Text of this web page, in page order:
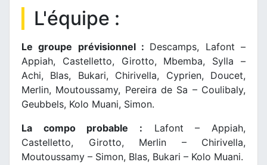
L'équipe :
Le groupe prévisionnel : Descamps, Lafont –
Appiah, Castelletto, Girotto, Mbemba, Sylla –
Achi, Blas, Bukari, Chirivella, Cyprien, Doucet,
Merlin, Moutoussamy, Pereira de Sa – Coulibaly,
Geubbels, Kolo Muani, Simon.
La compo probable : Lafont – Appiah,
Castelletto, Girotto, Merlin – Chirivella,
Moutoussamy – Simon, Blas, Bukari – Kolo Muani.